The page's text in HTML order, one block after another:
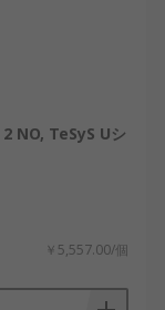
やすく、
とがあ
NO, TeSyS Uシ
￥5,557.00/個